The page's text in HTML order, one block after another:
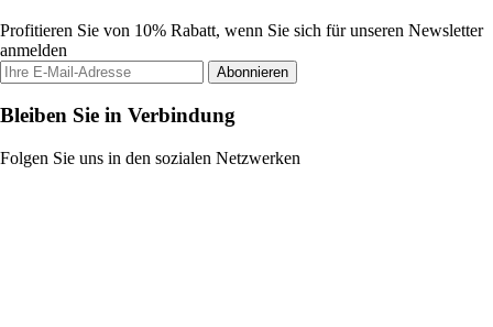
Profitieren Sie von 10% Rabatt, wenn Sie sich für unseren Newsletter
anmelden
Abonnieren
Bleiben Sie in Verbindung
Folgen Sie uns in den sozialen Netzwerken